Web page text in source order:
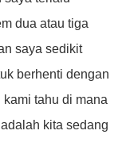
dua atau tiga
saya sedikit
berhenti dengan
tahu di mana
kita sedang